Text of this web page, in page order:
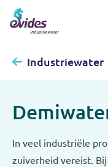
Industriewater
In veel industriële
zuiverheid vereist.